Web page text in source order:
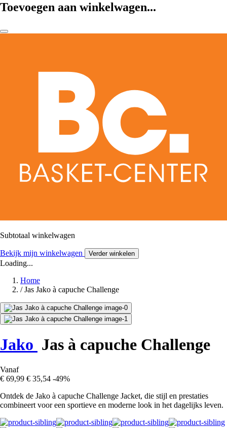
Toevoegen aan winkelwagen...
Subtotaal winkelwagen
Bekijk mijn winkelwagen Verder winkelen
Loading...
Home
/ Jas Jako à capuche Challenge
Jako Jas à capuche Challenge
Vanaf
€ 69,99 € 35,54 -49%
Ontdek de Jako à capuche Challenge Jacket, die stijl en prestaties
combineert voor een sportieve en moderne look in het dagelijks leven.